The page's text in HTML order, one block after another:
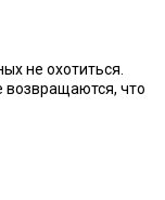
не охотиться.
возвращаются, что
на медведей!